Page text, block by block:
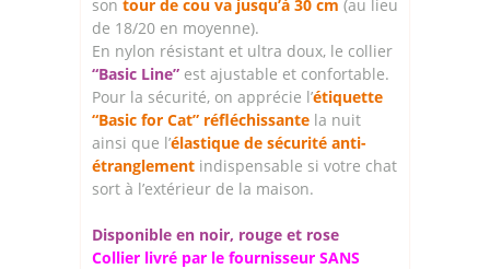
son tour de cou va jusqu’à 30 cm (au lieu
de 18/20 en moyenne).
En nylon résistant et ultra doux, le collier
“Basic Line” est ajustable et confortable.
Pour la sécurité, on apprécie l’étiquette
“Basic for Cat” réfléchissante la nuit
ainsi que l’élastique de sécurité anti-
étranglement indispensable si votre chat
sort à l’extérieur de la maison.
Disponible en noir, rouge et rose
Collier livré par le fournisseur SANS